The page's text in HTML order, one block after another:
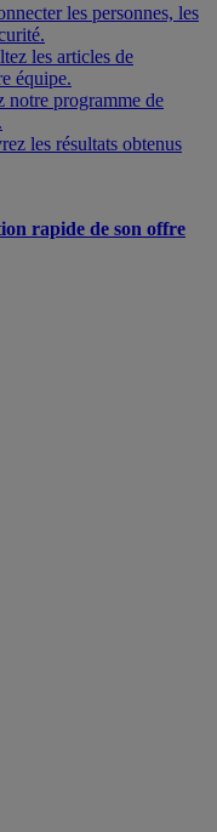
les personnes, les
les articles de
équipe.
notre programme de
les résultats obtenus
rapide de son offre